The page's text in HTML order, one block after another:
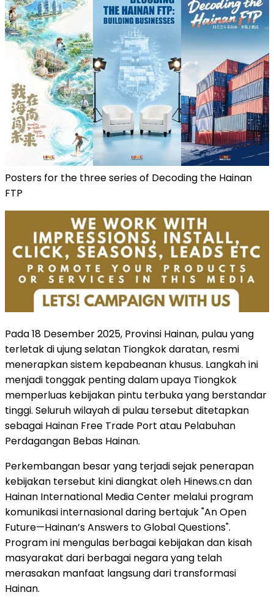
Posters for the three series of Decoding the Hainan
FTP
Pada 18 Desember 2025, Provinsi Hainan, pulau yang
terletak di ujung selatan Tiongkok daratan, resmi
menerapkan sistem kepabeanan khusus. Langkah ini
menjadi tonggak penting dalam upaya Tiongkok
memperluas kebijakan pintu terbuka yang berstandar
tinggi. Seluruh wilayah di pulau tersebut ditetapkan
sebagai Hainan Free Trade Port atau Pelabuhan
Perdagangan Bebas Hainan.
Perkembangan besar yang terjadi sejak penerapan
kebijakan tersebut kini diangkat oleh Hinews.cn dan
Hainan International Media Center melalui program
komunikasi internasional daring bertajuk "An Open
Future—Hainan’s Answers to Global Questions".
Program ini mengulas berbagai kebijakan dan kisah
masyarakat dari berbagai negara yang telah
merasakan manfaat langsung dari transformasi
Hainan.